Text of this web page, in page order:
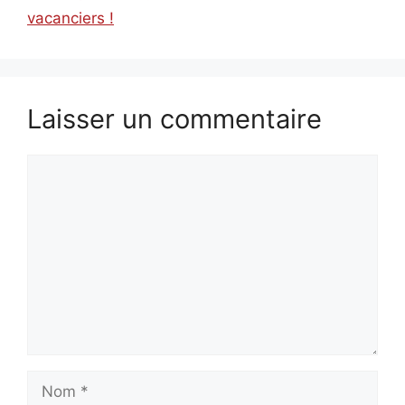
vacanciers !
Laisser un commentaire